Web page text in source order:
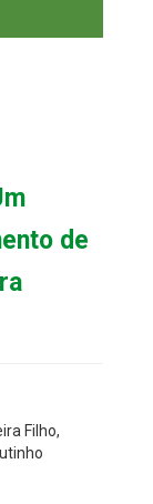
de
Filho,